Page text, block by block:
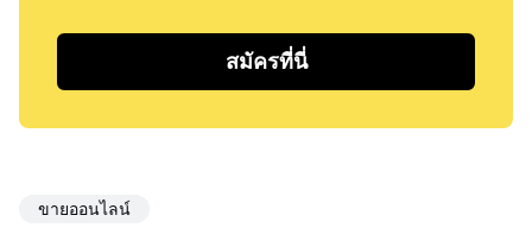
สมัครที่นี่
ขายออนไลน์